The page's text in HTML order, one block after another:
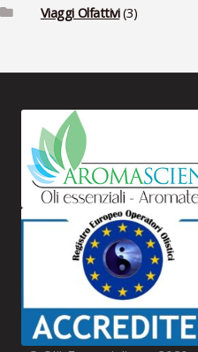
Viaggi Olfattivi(3)